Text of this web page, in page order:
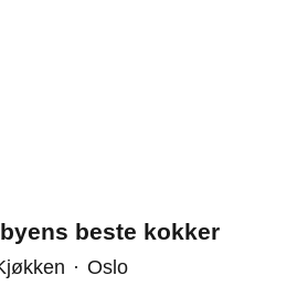
beste kokker
· Oslo